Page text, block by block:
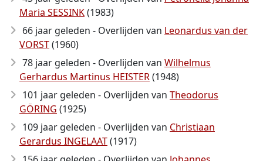
Maria SESSINK(1983)
66 jaar geleden - Overlijden van Leonardus van der
VORST(1960)
78 jaar geleden - Overlijden van Wilhelmus
Gerhardus Martinus HEISTER(1948)
101 jaar geleden - Overlijden van Theodorus
GÖRING (1925)
109 jaar geleden - Overlijden van Christiaan
Gerardus INGELAAT(1917)